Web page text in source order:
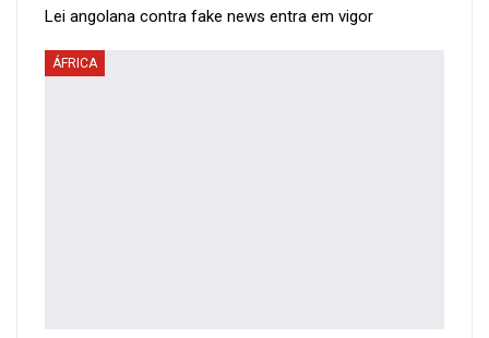
Lei angolana contra fake news entra em vigor
ÁFRICA